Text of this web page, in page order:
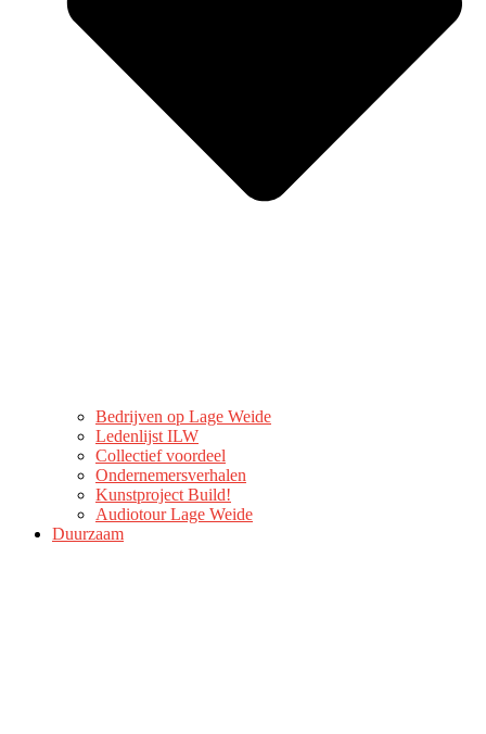
Bedrijven op Lage Weide
Ledenlijst ILW
Collectief voordeel
Ondernemersverhalen
Kunstproject Build!
Audiotour Lage Weide
Duurzaam